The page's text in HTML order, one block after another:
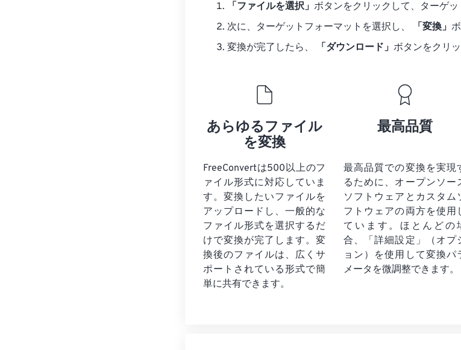
「ファイルを選択」 ボタンをクリックして、ターゲッ
次に、ターゲットフォーマットを選択し、
「変換」
変換が完了したら、
「ダウンロード」 ボタンをクリ
あらゆるファイル
を変換
FreeConvertは500以上のフ
ァイル形式に対応していま
す。変換したいファイルを
アップロードし、一般的な
ファイル形式を選択するだ
けで変換が完了します。変
換後のファイルは、広くサ
ポートされている形式で簡
単に共有できます。
最高品質
最高品質での変換を実現
るために、オープンソー
ソフトウェアとカスタム
フトウェアの両方を使用
ています。ほとんどの
合、「詳細設定」（オプ
ョン）を使用して変換パ
メータを微調整できます。